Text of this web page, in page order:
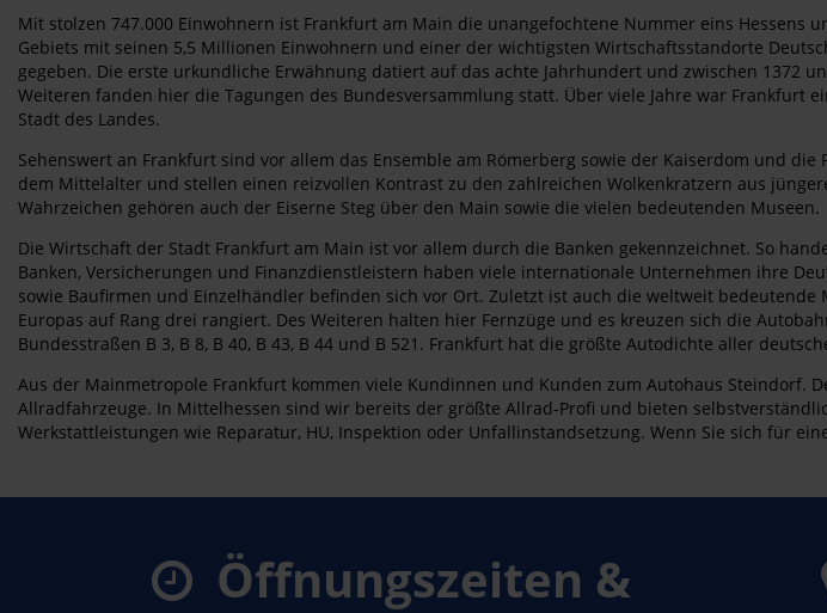
Mit stolzen 747.000 Einwohnern ist Frankfurt am Main die unangefochtene Nummer eins
Gebiets mit seinen 5,5 Millionen Einwohnern und einer der wichtigsten Wirtschaftsstandorte
gegeben. Die erste urkundliche Erwähnung datiert auf das achte Jahrhundert und zwischen 1372
Weiteren fanden hier die Tagungen des Bundesversammlung statt. Über viele Jahre war
Stadt des Landes.
Sehenswert an Frankfurt sind vor allem das Ensemble am Römerberg sowie der Kaiserdom und
dem Mittelalter und stellen einen reizvollen Kontrast zu den zahlreichen Wolkenkratzern aus
Wahrzeichen gehören auch der Eiserne Steg über den Main sowie die vielen bedeutenden Museen.
Die Wirtschaft der Stadt Frankfurt am Main ist vor allem durch die Banken gekennzeichnet. So
Banken, Versicherungen und Finanzdienstleistern haben viele internationale Unternehmen ihre
sowie Baufirmen und Einzelhändler befinden sich vor Ort. Zuletzt ist auch die weltweit
Europas auf Rang drei rangiert. Des Weiteren halten hier Fernzüge und es kreuzen sich die
Bundesstraßen B 3, B 8, B 40, B 43, B 44 und B 521. Frankfurt hat die größte Autodichte aller
Aus der Mainmetropole Frankfurt kommen viele Kundinnen und Kunden zum Autohaus
Allradfahrzeuge. In Mittelhessen sind wir bereits der größte Allrad-Profi und bieten
Werkstattleistungen wie Reparatur, HU, Inspektion oder Unfallinstandsetzung. Wenn Sie sich für
Öffnungszeiten &